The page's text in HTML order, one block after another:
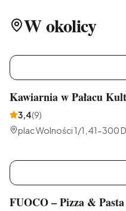
W okolicy
Kawiarnia w Pałacu
3,4(9)
plac Wolności 1/1, 41-300
FUOCO – Pizza & Pasta